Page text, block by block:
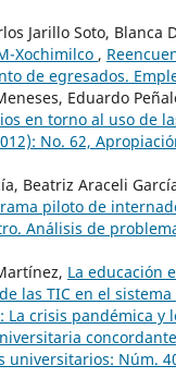
Jarillo Soto, Blanca
Xochimilco ,
de egresados.
Eduardo
en torno al uso de
No. 62,
Beatriz Araceli
piloto de
Análisis de
La educación
las TIC en el
crisis pandémica
Núm.